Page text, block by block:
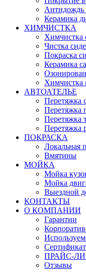
Антидождь
Керамика
ХИМЧИСТКА
Химчистка
Чистка
Покраска
Керамика
Химчистка
АВТОАТЕЛЬЕ
Перетяжка
Перетяжка
Перетяжка
Перетяжка
ПОКРАСКА
Локальная
Вмятины
МОЙКА
Мойка
Мойка
Выездной
КОНТАКТЫ
О КОМПАНИИ
Гарантии
ПРАЙС-
Отзывы